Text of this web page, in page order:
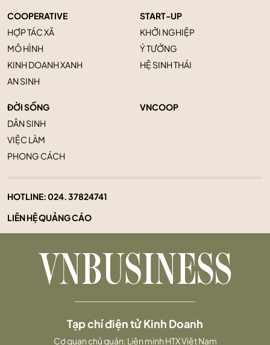
COOPERATIVE
HỢP TÁC XÃ
MÔ HÌNH
KINH DOANH XANH
AN SINH
START-UP
KHỞI NGHIỆP
Ý TƯỞNG
HỆ SINH THÁI
ĐỜI SỐNG
DÂN SINH
VIỆC LÀM
PHONG CÁCH
VNCOOP
HOTLINE:024. 37824741
LIÊN HỆ QUẢNG CÁO
Tạp chí điện tử Kinh Doanh
Cơ quan chủ quản: Liên minh HTX Việt Nam